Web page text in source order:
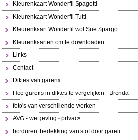
Kleurenkaart Wonderfil Spagetti
Kleurenkaart Wonderfil Tutti
Kleurenkaart Wonderfil wol Sue Spargo
Kleurenkaarten om te downloaden
Links
Contact
Diktes van garens
Hoe garens in diktes te vergelijken - Brenda
foto's van verschillende werken
AVG - wetgeving - privacy
borduren: bedekking van stof door garen